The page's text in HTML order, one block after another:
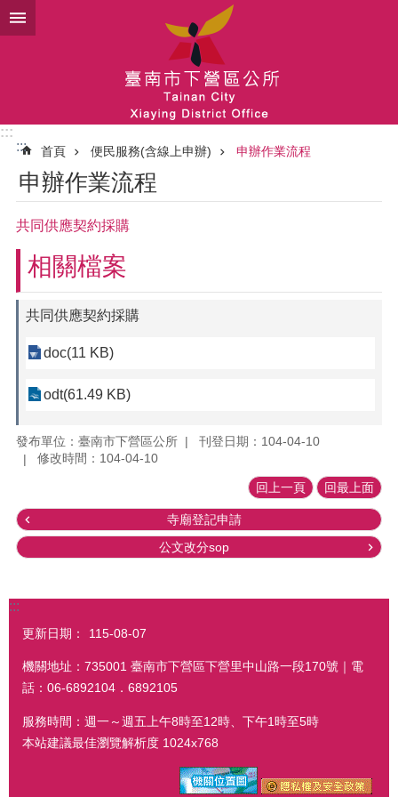
跳到主要內容區塊
:::
:::
首頁 便民服務(含線上申辦) 申辦作業流程
申辦作業流程
共同供應契約採購
相關檔案
共同供應契約採購
doc(11 KB)
odt(61.49 KB)
發布單位：臺南市下營區公所
刊登日期：104-04-10
修改時間：104-04-10
回上一頁 回最上面
寺廟登記申請
公文改分sop
:::
更新日期： 115-08-07
機關地址：735001 臺南市下營區下營里中山路一段170號｜電
話：06-6892104．6892105
服務時間：週一～週五上午8時至12時、下午1時至5時
本站建議最佳瀏覽解析度 1024x768